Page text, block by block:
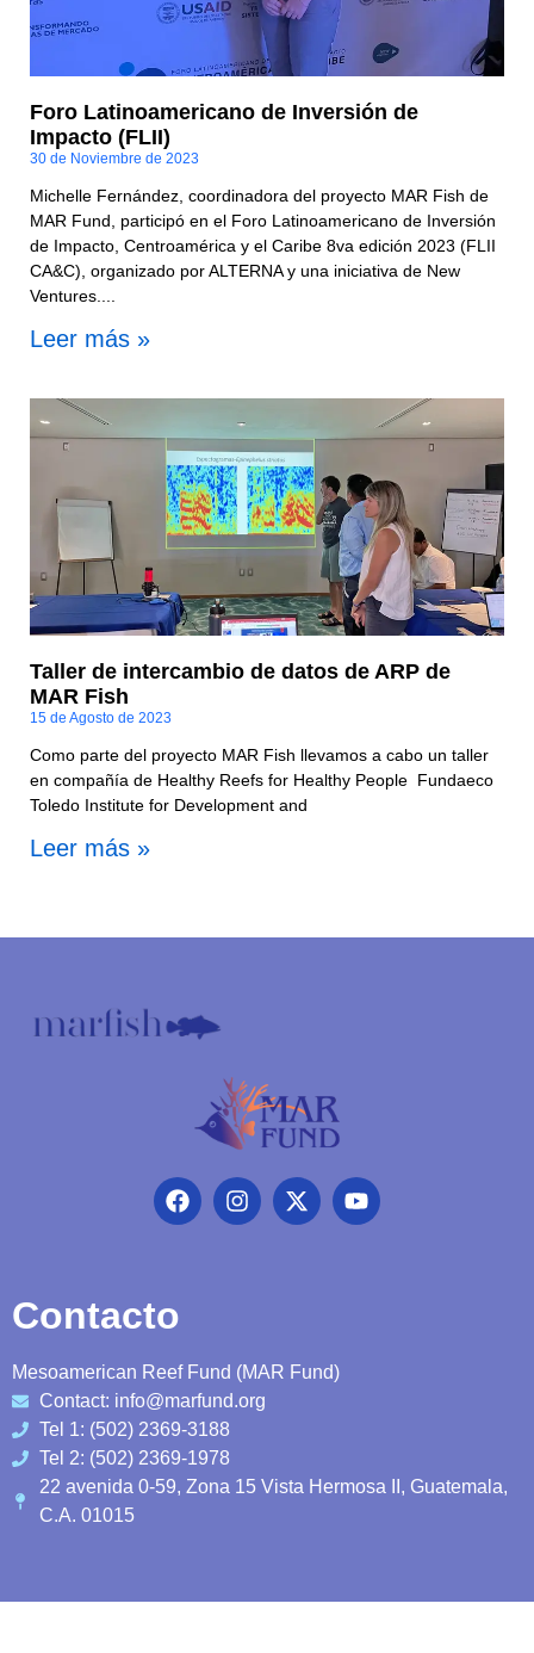
Foro Latinoamericano de Inversión de
Impacto (FLII)
30 de Noviembre de 2023
Michelle Fernández, coordinadora del proyecto MAR Fish de
MAR Fund, participó en el Foro Latinoamericano de Inversión
de Impacto, Centroamérica y el Caribe 8va edición 2023 (FLII
CA&C), organizado por ALTERNA y una iniciativa de New
Ventures....
Leer más »
Taller de intercambio de datos de ARP de
MAR Fish
15 de Agosto de 2023
Como parte del proyecto MAR Fish llevamos a cabo un taller
en compañía de Healthy Reefs for Healthy People Fundaeco
Toledo Institute for Development and
Leer más »
Contacto
Mesoamerican Reef Fund (MAR Fund)
Contact: info@marfund.org
Tel 1: (502) 2369-3188
Tel 2: (502) 2369-1978
22 avenida 0-59, Zona 15 Vista Hermosa II, Guatemala,
C.A. 01015